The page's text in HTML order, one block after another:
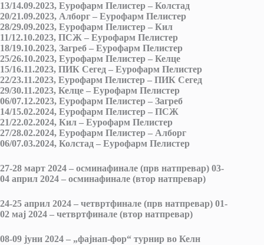
13/14.09.2023, Еурофарм Пелистер – Колстад
20/21.09.2023, Алборг – Еурофарм Пелистер
28/29.09.2023, Еурофарм Пелистер – Кил
11/12.10.2023, ПСЖ – Еурофарм Пелистер
18/19.10.2023, Загреб – Еурофарм Пелистер
25/26.10.2023, Еурофарм Пелистер – Келце
15/16.11.2023, ПИК Сегед – Еурофарм Пелистер
22/23.11.2023, Еурофарм Пелистер – ПИК Сегед
29/30.11.2023, Келце – Еурофарм Пелистер
06/07.12.2023, Еурофарм Пелистер – Загреб
14/15.02.2024, Еурофарм Пелистер – ПСЖ
21/22.02.2024, Кил – Еурофарм Пелистер
27/28.02.2024, Еурофарм Пелистер – Алборг
06/07.03.2024, Колстад – Еурофарм Пелистер
27-28 март 2024 – осминафинале (прв натпревар) 03-
04 април 2024 – осминафинале (втор натпревар)
24-25 април 2024 – четвртфинале (прв натпревар) 01-
02 мај 2024 – четвртфинале (втор натпревар)
08-09 јуни 2024 – „фајнап-фор“ турнир во Келн